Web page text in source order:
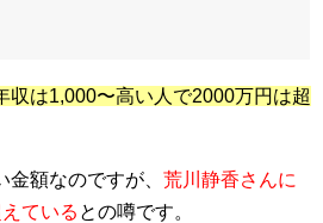
収は1,000〜高い人で2000万円は超
額なのですが、 荒川静香さんに
ている との噂です。